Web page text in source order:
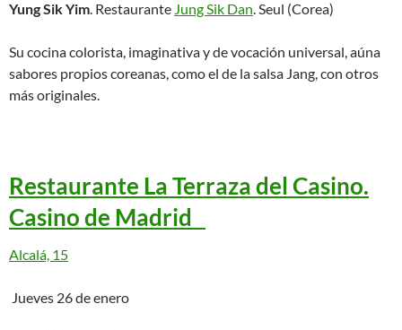
Yung Sik Yim. Restaurante Jung Sik Dan. Seul (Corea)
Su cocina colorista, imaginativa y de vocación universal, aúna
sabores propios coreanas, como el de la salsa Jang, con otros
más originales.
Restaurante La Terraza del Casino.
Casino de Madrid
Alcalá, 15
Jueves 26 de enero